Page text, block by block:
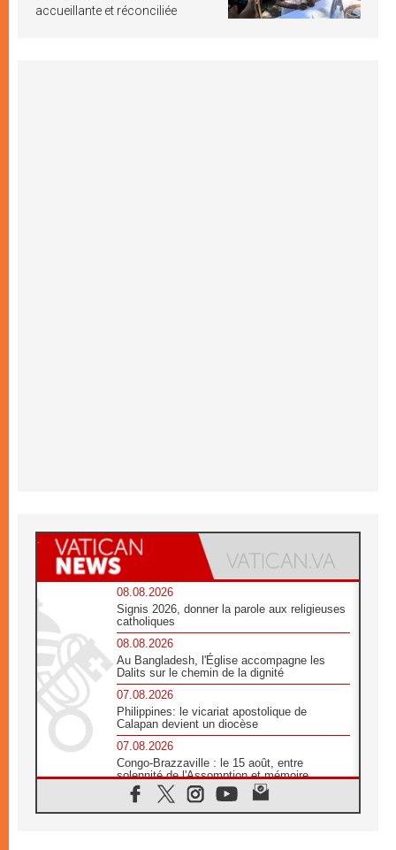
accueillante et réconciliée
08.08.2026
Signis 2026, donner la parole aux religieuses
catholiques
08.08.2026
Au Bangladesh, l'Église accompagne les
Dalits sur le chemin de la dignité
07.08.2026
Philippines: le vicariat apostolique de
Calapan devient un diocèse
07.08.2026
Congo-Brazzaville : le 15 août, entre
solennité de l'Assomption et mémoire
nationale
07.08.2026